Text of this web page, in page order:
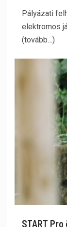
Pályázati
elektromos
(tovább…)
START